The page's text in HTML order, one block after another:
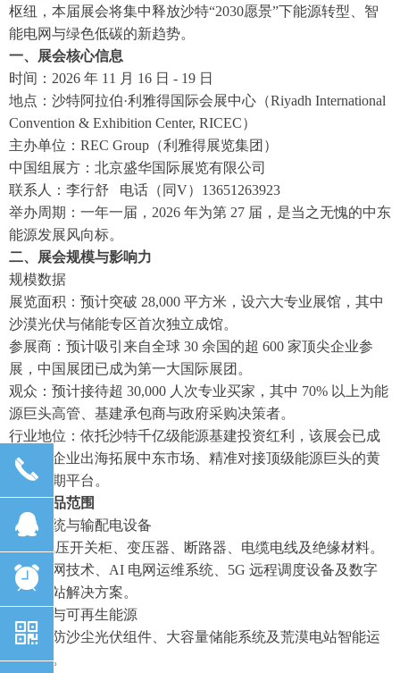
枢纽，本届展会将集中释放沙特“2030愿景”下能源转型、智
能电网与绿色低碳的新趋势。
一、展会核心信息
时间：2026 年 11 月 16 日 - 19 日
地点：沙特阿拉伯·利雅得国际会展中心（Riyadh International
Convention & Exhibition Center, RICEC）
主办单位：REC Group（利雅得展览集团）
中国组展方：北京盛华国际展览有限公司
联系人：李行舒 电话（同V）13651263923
举办周期：一年一届，2026 年为第 27 届，是当之无愧的中东
能源发展风向标。
二、展会规模与影响力
规模数据
展览面积：预计突破 28,000 平方米，设六大专业展馆，其中
沙漠光伏与储能专区首次独立成馆。
参展商：预计吸引来自全球 30 余国的超 600 家顶尖企业参
展，中国展团已成为第一大国际展团。
观众：预计接待超 30,000 人次专业买家，其中 70% 以上为能
源巨头高管、基建承包商与政府采购决策者。
行业地位：依托沙特千亿级能源基建投资红利，该展会已成
为中国企业出海拓展中东市场、精准对接顶级能源巨头的黄
金机遇期平台。
三、展品范围
电力系统与输配电设备
高压/低压开关柜、变压器、断路器、电缆电线及绝缘材料。
智能电网技术、AI 电网运维系统、5G 远程调度设备及数字
化变电站解决方案。
新能源与可再生能源
耐高温防沙尘光伏组件、大容量储能系统及荒漠电站智能运
维方案。
끅
뀩
뀥
낃